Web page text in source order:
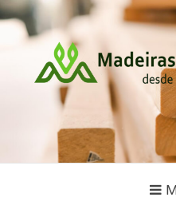
Pular
para
conteúdo